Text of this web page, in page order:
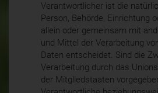
Verantwortlicher ist die
Person, Behörde, Einrichtung
allein oder gemeinsam mit
und Mittel der Verarbeitung
Daten entscheidet. Sind die
Verarbeitung durch das
der Mitgliedstaaten